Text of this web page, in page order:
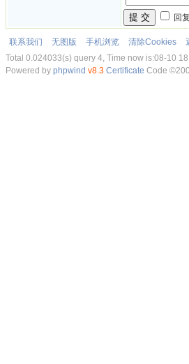
提 交 回
联系我们 无图版 手机浏览 清除Cookies
Total 0.024033(s) query 4, Time now is:08-10
Powered by phpwind v8.3 Certificate Code